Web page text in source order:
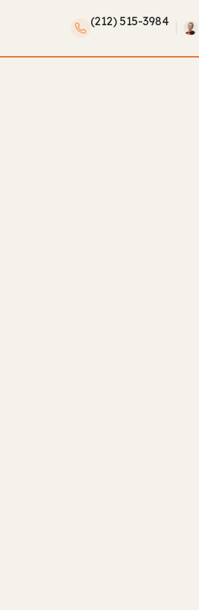
(212) 515-3984